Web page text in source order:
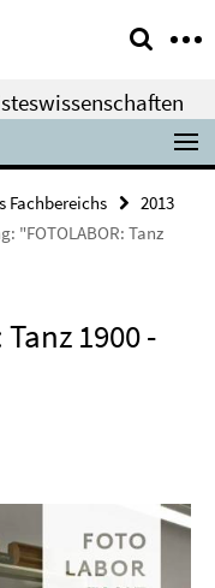
Fachbereichs
2013
"FOTOLABOR: Tanz
1900 -